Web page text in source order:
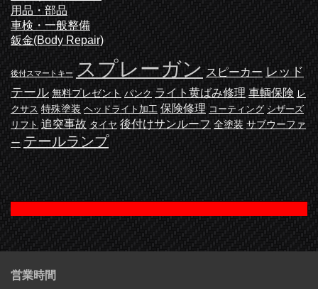
用品・部品
車検・一般整備
鈑金(Body Repair)
後付スマートキー スプレーガン スピーカー レッド
テール 無料プレゼント パンク ライト黄ばみ修理 車輌保険 レ
クサス 特殊塗装 ヘッドライト加工 保険修理 コーティング シザーズ
リフト 追突事故 タイヤ 後付けサンルーフ 全塗装 サブウーファ
ー テールランプ
営業時間